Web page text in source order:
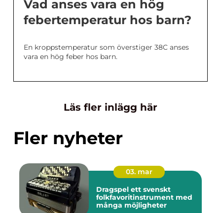
Vad anses vara en hög
febertemperatur hos barn?
En kroppstemperatur som överstiger 38C anses
vara en hög feber hos barn.
Läs fler inlägg här
Fler nyheter
03. mar
Dragspel ett svenskt
folkfavoritinstrument med
många möjligheter